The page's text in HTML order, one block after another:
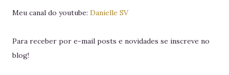
Meu canal do youtube: Danielle SV
Para receber por e-mail posts e novidades se inscreve no
blog!